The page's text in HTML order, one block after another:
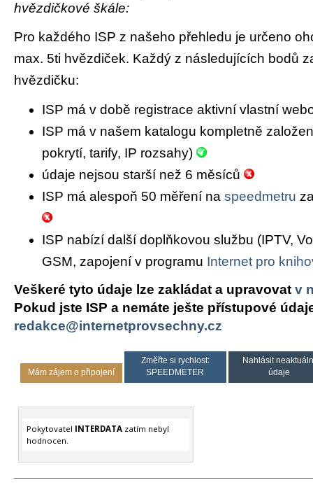
hvězdičkové škále:
Pro každého ISP z našeho přehledu je určeno
max. 5ti hvězdiček. Každý z následujících bodů
hvězdičku:
ISP má v době registrace aktivní vlastní
ISP má v našem katalogu kompletně
pokrytí, tarify, IP rozsahy)
údaje nejsou starší než 6 měsíců
ISP má alespoň 50 měření na speedmetru
ISP nabízí další doplňkovou službu (IPTV,
GSM, zapojení v programu Internet pro
Veškeré tyto údaje lze zakládat a upravovat v
Pokud jste ISP a nemáte ješte přístupové
redakce@internetprovsechny.cz
Mám zájem o připojení
Změřte si rychlost:
SPEEDMETER
Nahlásit
údaje
Pokytovatel INTERDATAzatím nebyl
hodnocen.